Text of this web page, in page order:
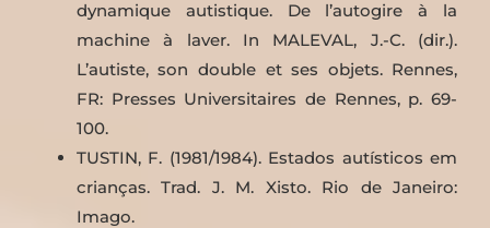
dynamique autistique. De l’autogire à la
machine à laver. In MALEVAL, J.-C. (dir.).
L’autiste, son double et ses objets. Rennes,
FR: Presses Universitaires de Rennes, p. 69-
100.
TUSTIN, F. (1981/1984). Estados autísticos em
crianças. Trad. J. M. Xisto. Rio de Janeiro:
Imago.